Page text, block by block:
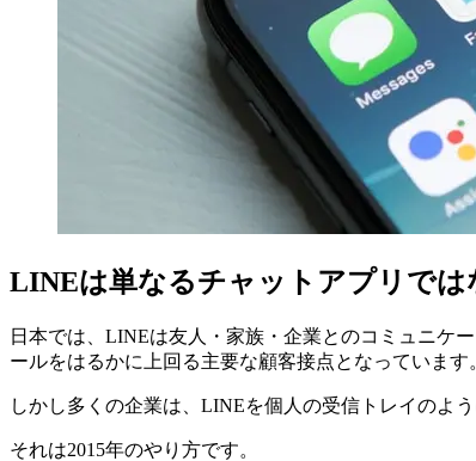
LINEは単なるチャットアプリでは
日本では、LINEは友人・家族・企業とのコミュニケ
ールをはるかに上回る主要な顧客接点となっています
しかし多くの企業は、LINEを個人の受信トレイのよ
それは2015年のやり方です。